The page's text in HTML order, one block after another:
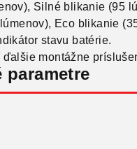
Silné blikanie (95
Eco blikanie
stavu batérie.
montážne
parametre